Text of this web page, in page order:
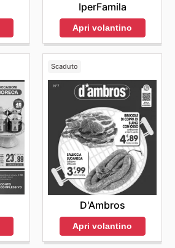
IperFamila
Apri volantino
Scaduto
D'Ambros
Apri volantino